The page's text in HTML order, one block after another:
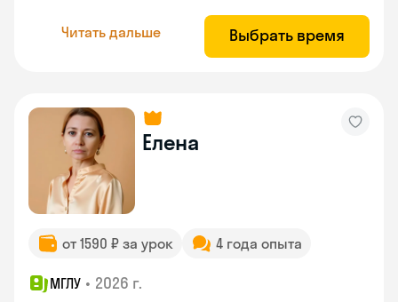
Читать дальше Выбрать время
Елена
от 1590 ₽ за урок 4 года опыта
МГЛУ • 2026 г.